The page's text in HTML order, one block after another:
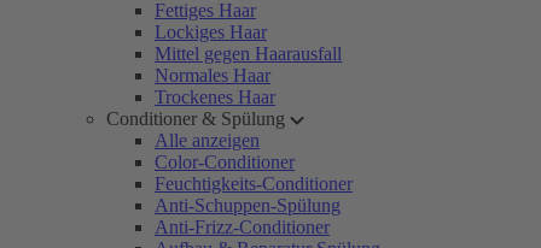
Fettiges Haar
Lockiges Haar
Mittel gegen Haarausfall
Normales Haar
Trockenes Haar
Conditioner & Spülung
Alle anzeigen
Color-Conditioner
Feuchtigkeits-Conditioner
Anti-Schuppen-Spülung
Anti-Frizz-Conditioner